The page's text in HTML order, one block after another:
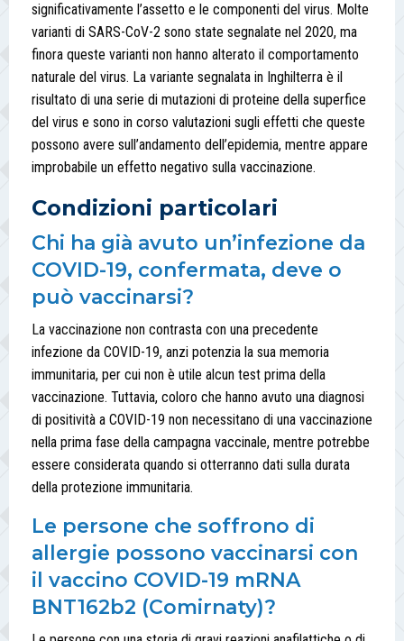
significativamente l’assetto e le componenti del virus. Molte
varianti di SARS-CoV-2 sono state segnalate nel 2020, ma
finora queste varianti non hanno alterato il comportamento
naturale del virus. La variante segnalata in Inghilterra è il
risultato di una serie di mutazioni di proteine della superfice
del virus e sono in corso valutazioni sugli effetti che queste
possono avere sull’andamento dell’epidemia, mentre appare
improbabile un effetto negativo sulla vaccinazione.
Condizioni particolari
Chi ha già avuto un’infezione da
COVID-19, confermata, deve o
può vaccinarsi?
La vaccinazione non contrasta con una precedente
infezione da COVID-19, anzi potenzia la sua memoria
immunitaria, per cui non è utile alcun test prima della
vaccinazione. Tuttavia, coloro che hanno avuto una diagnosi
di positività a COVID-19 non necessitano di una vaccinazione
nella prima fase della campagna vaccinale, mentre potrebbe
essere considerata quando si otterranno dati sulla durata
della protezione immunitaria.
Le persone che soffrono di
allergie possono vaccinarsi con
il vaccino COVID-19 mRNA
BNT162b2 (Comirnaty)?